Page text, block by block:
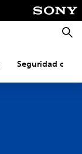
Seguridad